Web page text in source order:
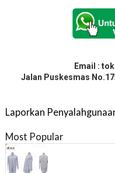
Email :
Jalan Puskesmas
Laporkan
Most Popular